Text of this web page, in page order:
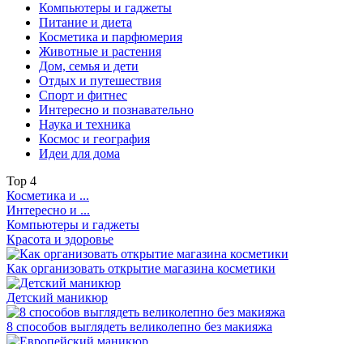
Компьютеры и гаджеты
Питание и диета
Косметика и парфюмерия
Животные и растения
Дом, семья и дети
Отдых и путешествия
Спорт и фитнес
Интересно и познавательно
Наука и техника
Космос и география
Идеи для дома
Top 4
Косметика и ...
Интересно и ...
Компьютеры и гаджеты
Красота и здоровье
Как организовать открытие магазина косметики
Детский маникюр
8 способов выглядеть великолепно без макияжа